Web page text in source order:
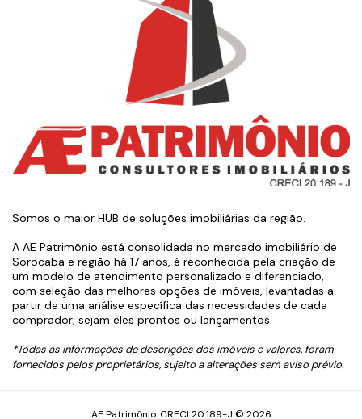
Somos o maior HUB de soluções imobiliárias da região.
A AE Patrimônio está consolidada no mercado imobiliário de
Sorocaba e região há 17 anos, é reconhecida pela criação de
um modelo de atendimento personalizado e diferenciado,
com seleção das melhores opções de imóveis, levantadas a
partir de uma análise específica das necessidades de cada
comprador, sejam eles prontos ou lançamentos.
*Todas as informações de descrições dos imóveis e valores, foram
fornecidos pelos proprietários, sujeito a alterações sem aviso prévio.
AE Patrimônio. CRECI 20.189-J © 2026